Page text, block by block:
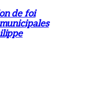
de foi